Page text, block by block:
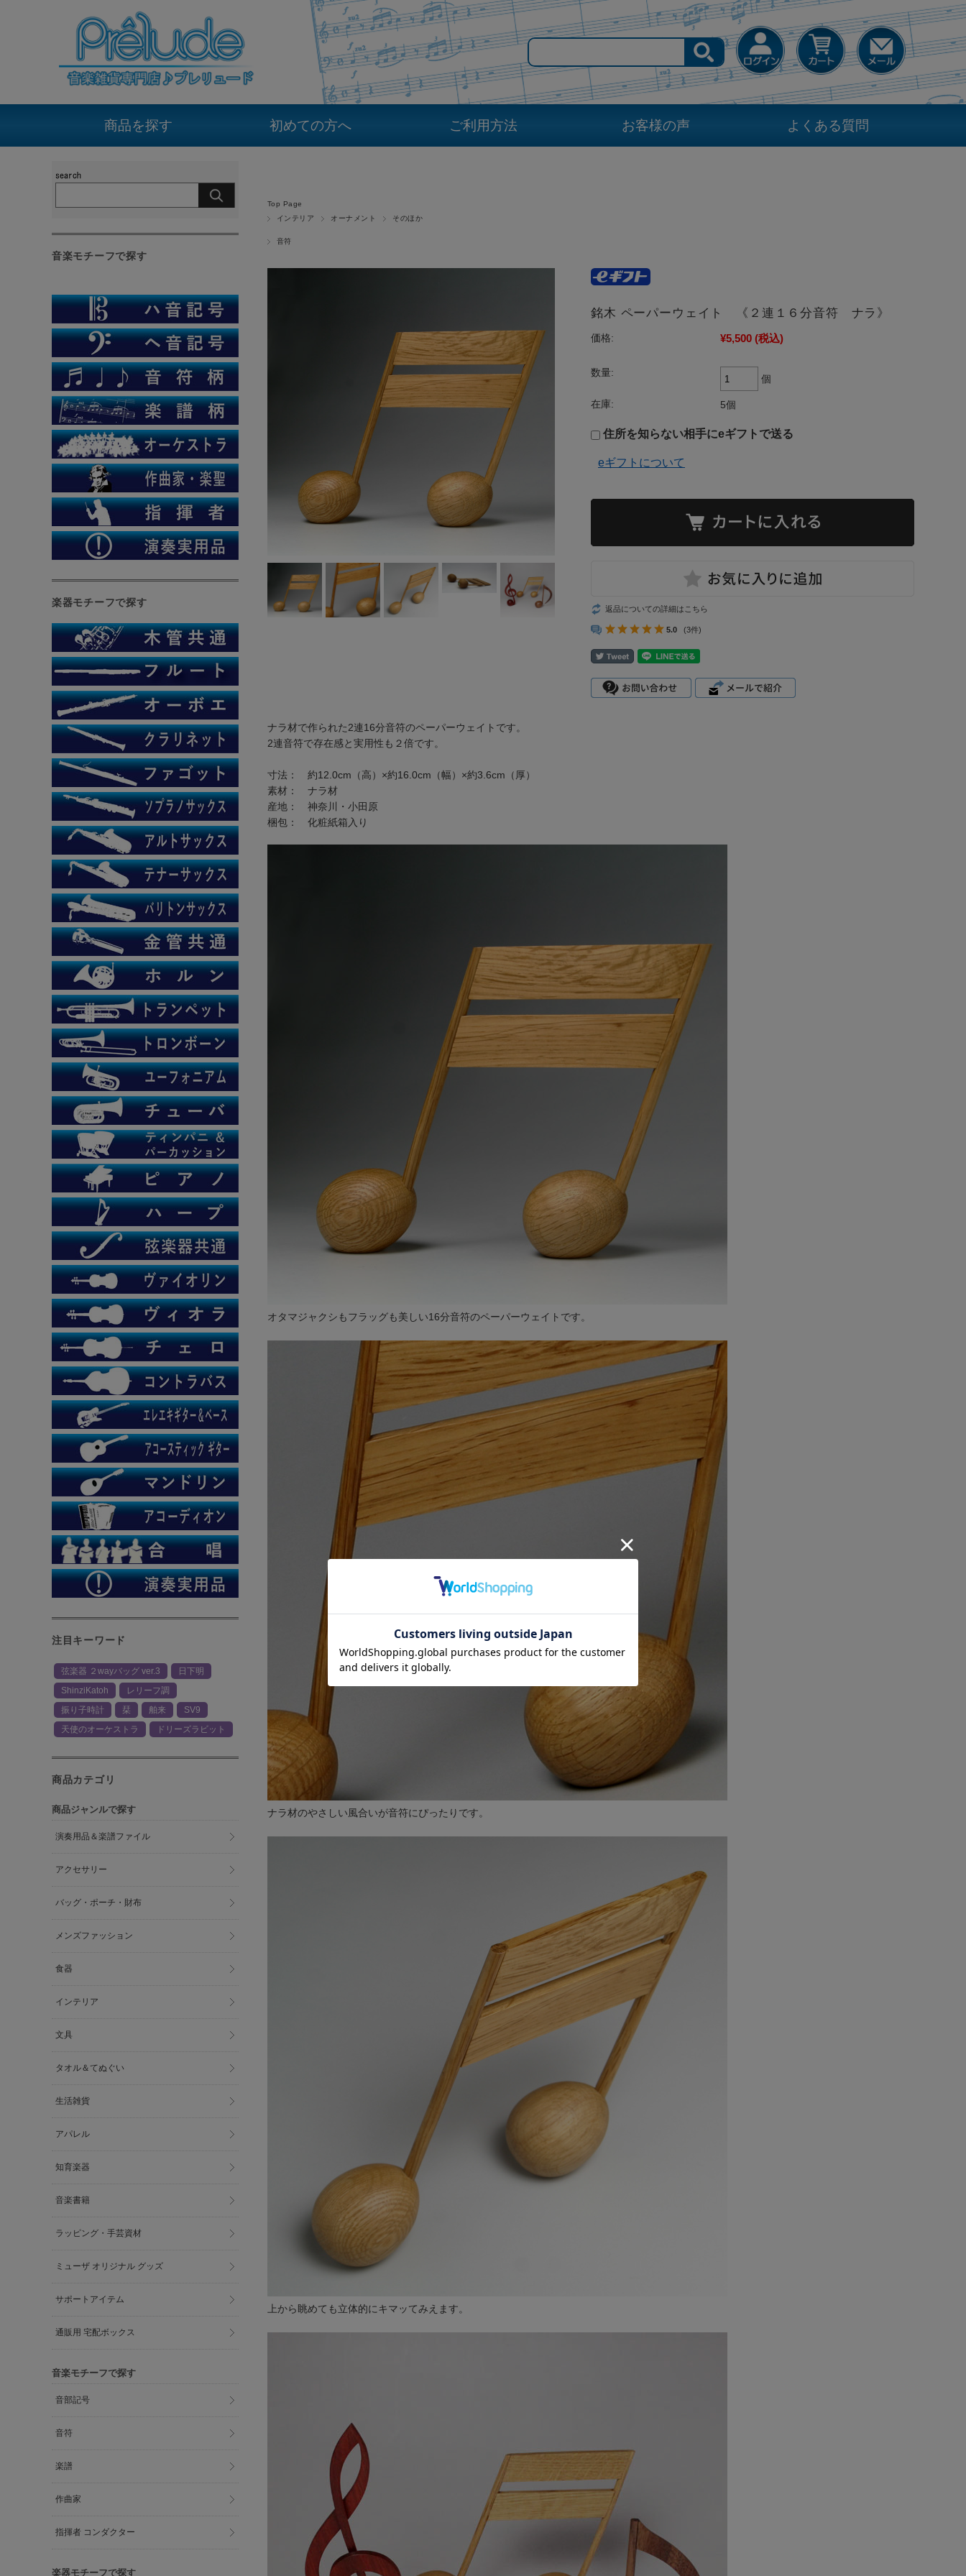
商品を探す 初めての方へ ご利用方法 お客様の声 よくある質問
Top Page
インテリア
オーナメント そのほか
音符
銘木 ペーパーウェイト 《２連１６分音符 ナラ》
価格: ¥5,500 (税込)
数量:
個
在庫: 5個
住所を知らない相手にeギフトで送る
eギフトについて
返品についての詳細はこちら
5.0 (3件)
ナラ材で作られた2連16分音符のペーパーウェイトです。
2連音符で存在感と実用性も２倍です。
寸法： 約12.0cm（高）×約16.0cm（幅）×約3.6cm（厚）
素材： ナラ材
産地： 神奈川・小田原
梱包： 化粧紙箱入り
オタマジャクシもフラッグも美しい16分音符のペーパーウェイトです。
ナラ材のやさしい風合いが音符にぴったりです。
上から眺めても立体的にキマッてみえます。
音楽モチーフで探す
楽器モチーフで探す
注目キーワード
弦楽器 ２wayバッグ ver.3
日下明
ShinziKatoh
レリーフ調
振り子時計
栞 舶来
SV9
天使のオーケストラ
ドリーズラビット
商品カテゴリ
商品ジャンルで探す
演奏用品＆楽譜ファイル
アクセサリー
バッグ・ポーチ・財布
メンズファッション
食器
インテリア
文具
タオル＆てぬぐい
生活雑貨
アパレル
知育楽器
音楽書籍
ラッピング・手芸資材
ミューザ オリジナル グッズ
サポートアイテム
通販用 宅配ボックス
音楽モチーフで探す
音部記号
音符
楽譜
作曲家
指揮者 コンダクター
楽器モチーフで探す